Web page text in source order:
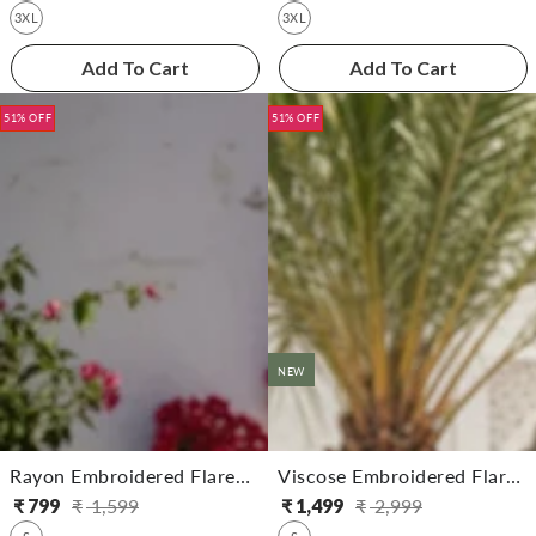
3XL
Add To Cart
3XL
Add To Cart
₹1,599
సాధారణ
అమ్ముడు
₹ 799
51% OFF
NEW
₹2,999
సాధారణ
అమ్ముడు
₹ 1,499
51% OFF